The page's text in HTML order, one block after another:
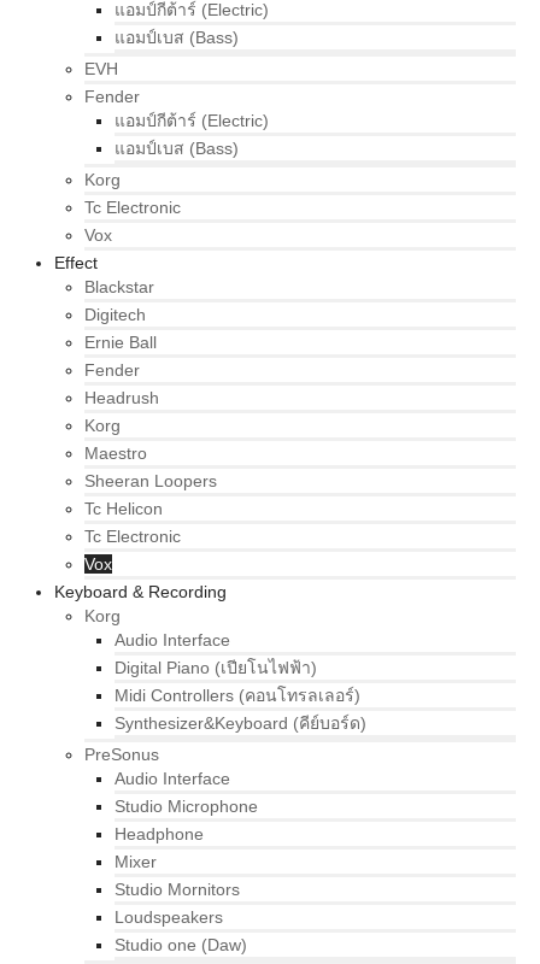
แอมป์กีต้าร์ (Electric)
แอมป์เบส (Bass)
EVH
Fender
แอมป์กีต้าร์ (Electric)
แอมป์เบส (Bass)
Korg
Tc Electronic
Vox
Effect
Blackstar
Digitech
Ernie Ball
Fender
Headrush
Korg
Maestro
Sheeran Loopers
Tc Helicon
Tc Electronic
Vox
Keyboard & Recording
Korg
Audio Interface
Digital Piano (เปียโนไฟฟ้า)
Midi Controllers (คอนโทรลเลอร์)
Synthesizer&Keyboard (คีย์บอร์ด)
PreSonus
Audio Interface
Studio Microphone
Headphone
Mixer
Studio Mornitors
Loudspeakers
Studio one (Daw)